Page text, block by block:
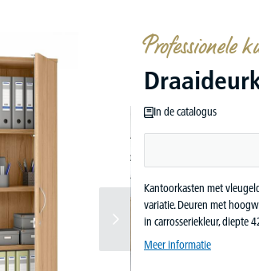
Professionele
In de catalogus
Kantoorkasten met
variatie. Deuren met
in carrosseriekleur, diepte
Meer informatie